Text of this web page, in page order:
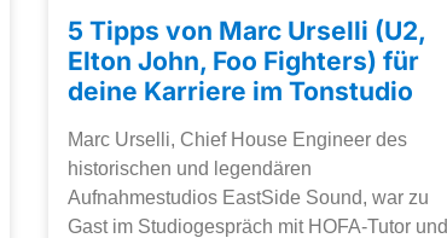
5 Tipps von Marc Urselli (U2,
Elton John, Foo Fighters) für
deine Karriere im Tonstudio
Marc Urselli, Chief House Engineer des
historischen und legendären
Aufnahmestudios EastSide Sound, war zu
Gast im Studiogespräch mit HOFA-Tutor und